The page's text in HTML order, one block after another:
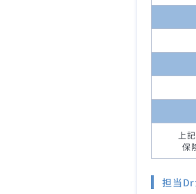
上
保
担当